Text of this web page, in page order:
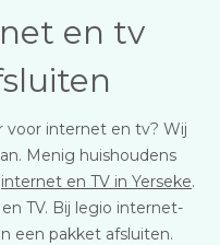
en tv
voor internet en tv? Wij
Menig huishoudens
internet en TV in Yerseke.
TV. Bij legio internet-
een pakket afsluiten.